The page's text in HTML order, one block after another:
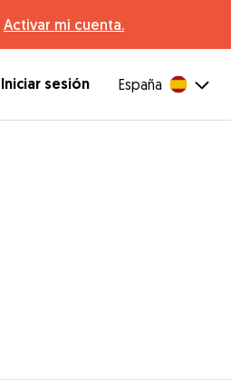
Activar mi cuenta.
Iniciar sesión España